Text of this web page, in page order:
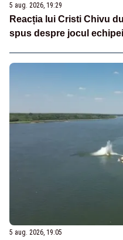
5 aug. 2026, 19:29
Reacția lui Cristi Chivu
spus despre jocul echipei
5 aug. 2026, 19:05